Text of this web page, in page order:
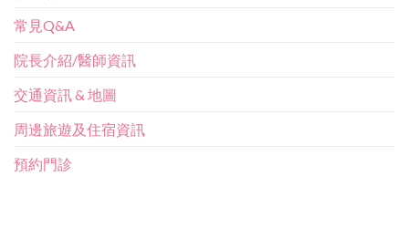
常見Q&A
院長介紹/醫師資訊
交通資訊 & 地圖
周邊旅遊及住宿資訊
預約門診